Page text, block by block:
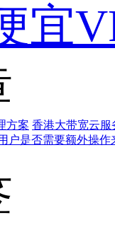
宜
方案 香港大带宽云
户是否需要额外操